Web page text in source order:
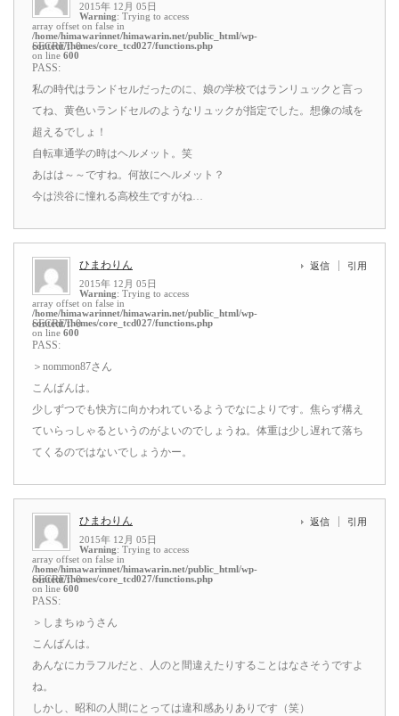
2015年 12月 05日
Warning: Trying to access
array offset on false in
/home/himawarinnet/himawarin.net/public_html/wp-
content/themes/core_tcd027/functions.php
on line 600
SECRET: 0
PASS:
私の時代はランドセルだったのに、娘の学校ではランリュックと言っ
てね、黄色いランドセルのようなリュックが指定でした。想像の域を
超えるでしょ！
自転車通学の時はヘルメット。笑
あはは～～ですね。何故にヘルメット？
今は渋谷に憧れる高校生ですがね…
ひまわりん
2015年 12月 05日
Warning: Trying to access
array offset on false in
/home/himawarinnet/himawarin.net/public_html/wp-
content/themes/core_tcd027/functions.php
on line 600
返信 引用
SECRET: 0
PASS:
＞nommon87さん
こんばんは。
少しずつでも快方に向かわれているようでなによりです。焦らず構え
ていらっしゃるというのがよいのでしょうね。体重は少し遅れて落ち
てくるのではないでしょうかー。
ひまわりん
2015年 12月 05日
Warning: Trying to access
array offset on false in
/home/himawarinnet/himawarin.net/public_html/wp-
content/themes/core_tcd027/functions.php
on line 600
返信 引用
SECRET: 0
PASS:
＞しまちゅうさん
こんばんは。
あんなにカラフルだと、人のと間違えたりすることはなさそうですよ
ね。
しかし、昭和の人間にとっては違和感ありありです（笑）